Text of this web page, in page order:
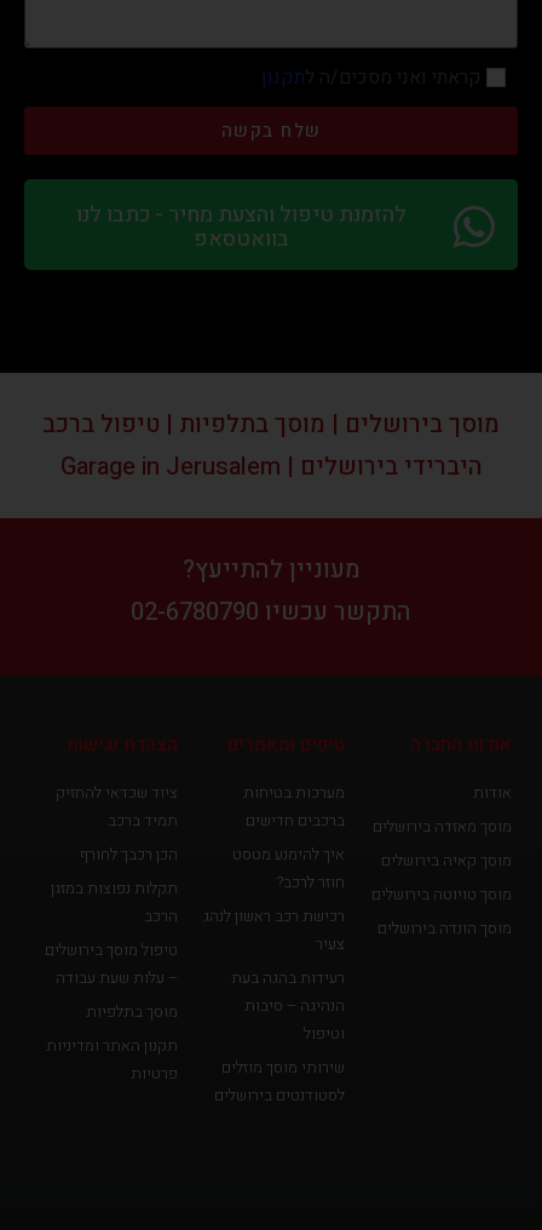
תקנון
שלח בקשה
להזמנת טיפול והצעת מחיר - כתבו לנו
בוואטסאפ
מוסך בירושלים | מוסך בתלפיות | טיפול ברכב
היברידי בירושלים | Garage in Jerusalem
מעוניין להתייעץ?
התקשר עכשיו 02-6780790
אודות החברה
אודות
מוסך מאזדה בירושלים
מוסך קאיה בירושלים
מוסך טויוטה בירושלים
מוסך הונדה בירושלים
טיפים ומאמרים
מערכות בטיחות
ברכבים חדישים
איך להימנע מטסט
חוזר לרכב?
רכישת רכב ראשון לנהג
צעיר
רעידות בהגה בעת
הנהיגה – סיבות
וטיפול
שירותי מוסך מוזלים
לסטודנטים בירושלים
הצהרת נגישות
ציוד שכדאי להחזיק
תמיד ברכב
הכן רכבך לחורף
תקלות נפוצות במזגן
הרכב
טיפול מוסך בירושלים
– עלות שעת עבודה
מוסך בתלפיות
תקנון האתר ומדיניות
פרטיות